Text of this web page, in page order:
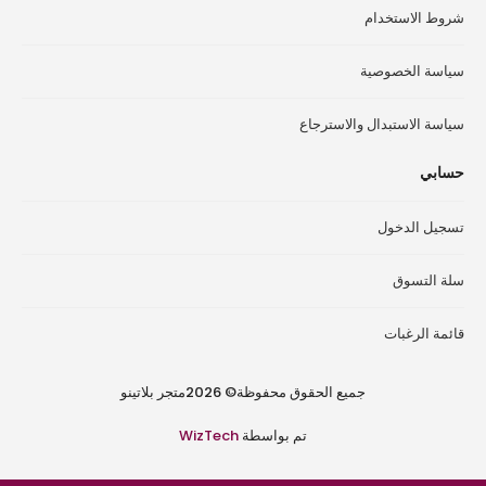
شروط الاستخدام
سياسة الخصوصية
سياسة الاستبدال والاسترجاع
حسابي
تسجيل الدخول
سلة التسوق
قائمة الرغبات
جميع الحقوق محفوظة© 2026متجر بلاتينو
تم بواسطة WizTech